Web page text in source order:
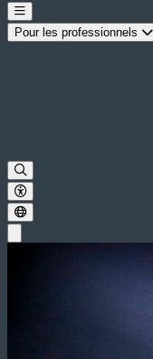
Pour les professionnels